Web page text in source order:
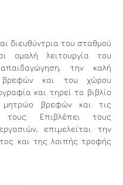
διευθύντρια του σταθμού
ομαλή λειτουργία του
την καλή
βρεφών και του χώρου
και τηρεί το βιβλίο
βρεφών και τις
τους. Επιβλέπει τους
επιμελείται την
και της λοιπής τροφής